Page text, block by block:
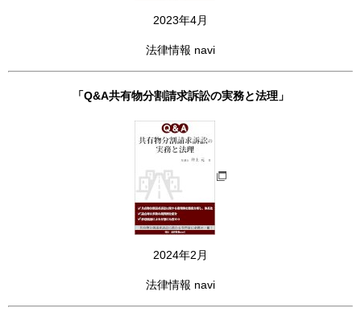
2023年4月
法律情報 navi
「Q&A共有物分割請求訴訟の実務と法理」
2024年2月
法律情報 navi